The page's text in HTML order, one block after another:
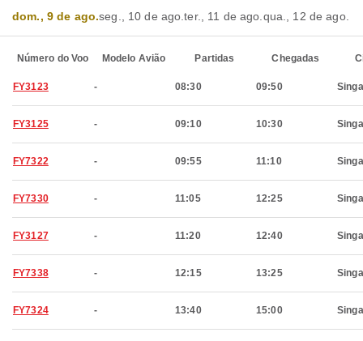
dom., 9 de ago.seg., 10 de ago.ter., 11 de ago. qua., 12 de ago.
Número do Voo Modelo Avião Partidas Chegadas
FY3123 - 08:30 09:50
FY3125 - 09:10 10:30
FY7322 - 09:55 11:10
FY7330 - 11:05 12:25
FY3127 - 11:20 12:40
FY7338 - 12:15 13:25
FY7324 - 13:40 15:00